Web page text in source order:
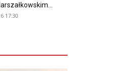
17:30